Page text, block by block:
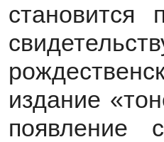
издание
появление